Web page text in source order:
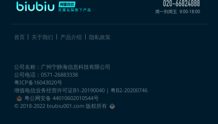
周一到周五 9:00-18:00
首页 关于我们 产品介绍 隐私政策
公司名称：广州宁静海信息科技有限公司
公司电话：0571-26883338
粤ICP备16043020号
增值电信业务经营许可证B1-20190040 | 粤B2-20200746
粤公网安备 44010602010544号
© 2018-2022 biubiu001.com 版权所有